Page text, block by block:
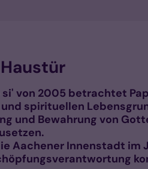
von 2005 betrachtet
spirituellen
und Bewahrung von
Aachener Innenstadt im